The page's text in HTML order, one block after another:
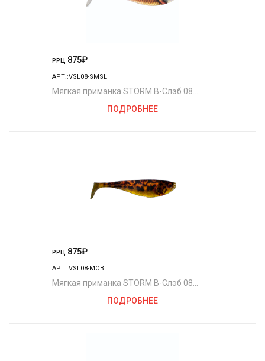
РРЦ 875₽
АРТ.:VSL08-SMSL
Мягкая приманка STORM В-Слэб 08
ПОДРОБНЕЕ
РРЦ 875₽
АРТ.:VSL08-MOB
Мягкая приманка STORM В-Слэб 08
ПОДРОБНЕЕ